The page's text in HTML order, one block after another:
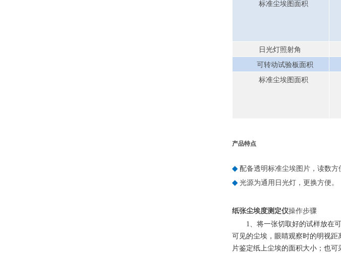
标准尘埃图面积
日光灯照射角
可转动试验板面积
标准尘埃图面积
产品特点
◆ 配备透明标准尘埃图片，读数方
◆ 光源为通用日光灯，更换方便。
纸张尘埃度测定仪操作步骤
1、将一张切取好的试样放在
可见的尘埃，眼睛观察时的明视距
片鉴定纸上尘埃的面积大小；也可